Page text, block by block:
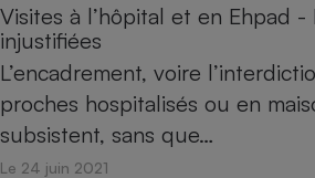
Visites à l’hôpital et en Ehpad -
injustifiées
L’encadrement, voire
proches hospitalisés ou en
subsistent, sans que…
Le 24 juin 2021